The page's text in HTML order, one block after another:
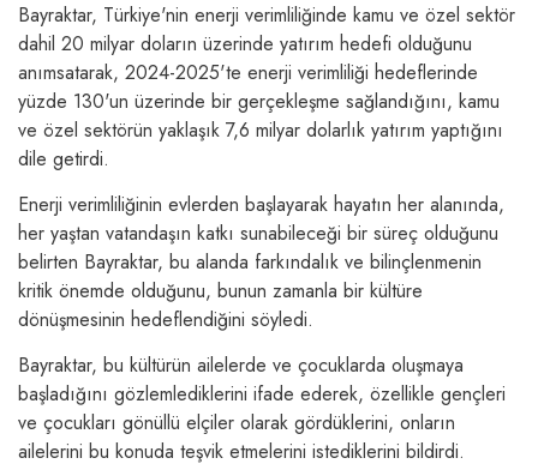
Bayraktar, Türkiye'nin enerji verimliliğinde kamu ve özel sektör
dahil 20 milyar doların üzerinde yatırım hedefi olduğunu
anımsatarak, 2024-2025'te enerji verimliliği hedeflerinde
yüzde 130'un üzerinde bir gerçekleşme sağlandığını, kamu
ve özel sektörün yaklaşık 7,6 milyar dolarlık yatırım yaptığını
dile getirdi.
Enerji verimliliğinin evlerden başlayarak hayatın her alanında,
her yaştan vatandaşın katkı sunabileceği bir süreç olduğunu
belirten Bayraktar, bu alanda farkındalık ve bilinçlenmenin
kritik önemde olduğunu, bunun zamanla bir kültüre
dönüşmesinin hedeflendiğini söyledi.
Bayraktar, bu kültürün ailelerde ve çocuklarda oluşmaya
başladığını gözlemlediklerini ifade ederek, özellikle gençleri
ve çocukları gönüllü elçiler olarak gördüklerini, onların
ailelerini bu konuda teşvik etmelerini istediklerini bildirdi.